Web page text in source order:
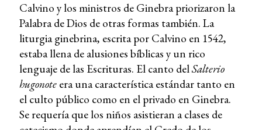
Calvino y los ministros de Ginebra priorizaron la
Palabra de Dios de otras formas también. La
liturgia ginebrina, escrita por Calvino en 1542,
estaba llena de alusiones bíblicas y un rico
lenguaje de las Escrituras. El canto delSalterio
hugonoteera una característica estándar tanto en
el culto público como en el privado en Ginebra.
Se requería que los niños asistieran a clases de